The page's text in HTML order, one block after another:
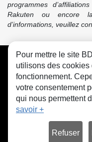
programmes
Rakuten ou encore
d’informations, veuillez
CGU
Pour mettre le site
utilisons des
fonctionnement.
votre consentement
qui nous permettent
savoir +
Refuser